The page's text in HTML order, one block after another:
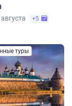
+5
туры